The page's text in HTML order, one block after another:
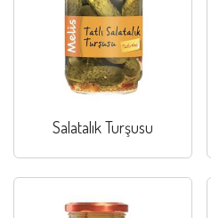
Salatalık Turşusu